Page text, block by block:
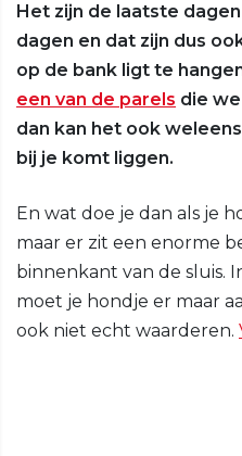
Het zijn de laatste
dagen en dat zijn dus
op de bank ligt te
een van de parels die
dan kan het ook
bij je komt liggen.
En wat doe je dan als je
maar er zit een enorme
binnenkant van de sluis.
moet je hondje er maar
ook niet echt waarderen.